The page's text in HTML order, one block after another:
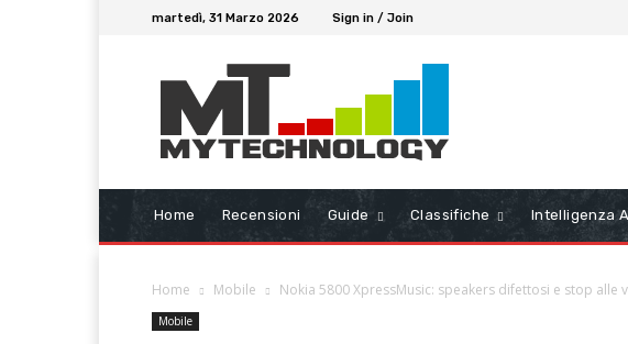
martedì, 31 Marzo 2026 Sign in / Join
Home Recensioni Guide Classifiche Intelligenza
Home Mobile Nokia 5800 XpressMusic: speakers difettosi e stop alle
Mobile